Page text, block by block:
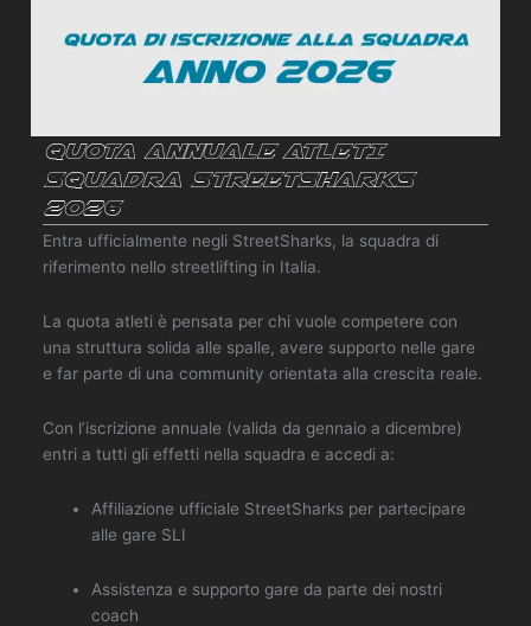
Quota Annuale ATLETI
Squadra StreetSharks
2026
Entra ufficialmente negli StreetSharks, la squadra di
riferimento nello streetlifting in Italia.
La quota atleti è pensata per chi vuole competere con
una struttura solida alle spalle, avere supporto nelle gare
e far parte di una community orientata alla crescita reale.
Con l’iscrizione annuale (valida da gennaio a dicembre)
entri a tutti gli effetti nella squadra e accedi a:
Affiliazione ufficiale StreetSharks per partecipare
alle gare SLI
Assistenza e supporto gare da parte dei nostri
coach